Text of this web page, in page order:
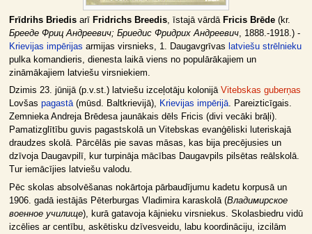
Frīdrihs Briedisarī Fridrichs Breedis, īstajā vārdā Fricis Brēde(kr.
Брееде Фриц Андреевич; Бриедис Фридрих Андреевич, 1888.-1918.) -
Krievijas impērijas armijas virsnieks, 1. Daugavgrīvas latviešu strēlnieku
pulka komandieris, dienesta laikā viens no populārākajiem un
zināmākajiem latviešu virsniekiem.
Dzimis 23. jūnijā (p.v.st.) latviešu izceļotāju kolonijā Vitebskas guberņas
Lovšas pagastā(mūsd. Baltkrievijā), Krievijas impērijā. Pareizticīgais.
Zemnieka Andreja Brēdesa jaunākais dēls Fricis (divi vecāki brāļi).
Pamatizglītību guvis pagastskolā un Vitebskas evanģēliski luteriskajā
draudzes skolā. Pārcēlās pie savas māsas, kas bija precējusies un
dzīvoja Daugavpilī, kur turpināja mācības Daugavpils pilsētas reālskolā.
Tur iemācījies latviešu valodu.
Pēc skolas absolvēšanas nokārtoja pārbaudījumu kadetu korpusā un
1906. gadā iestājās Pēterburgas Vladimira karaskolā (Владимирское
военное училище), kurā gatavoja kājnieku virsniekus. Skolasbiedru vidū
izcēlies ar centību, askētisku dzīvesveidu, labu koordināciju, izcilām